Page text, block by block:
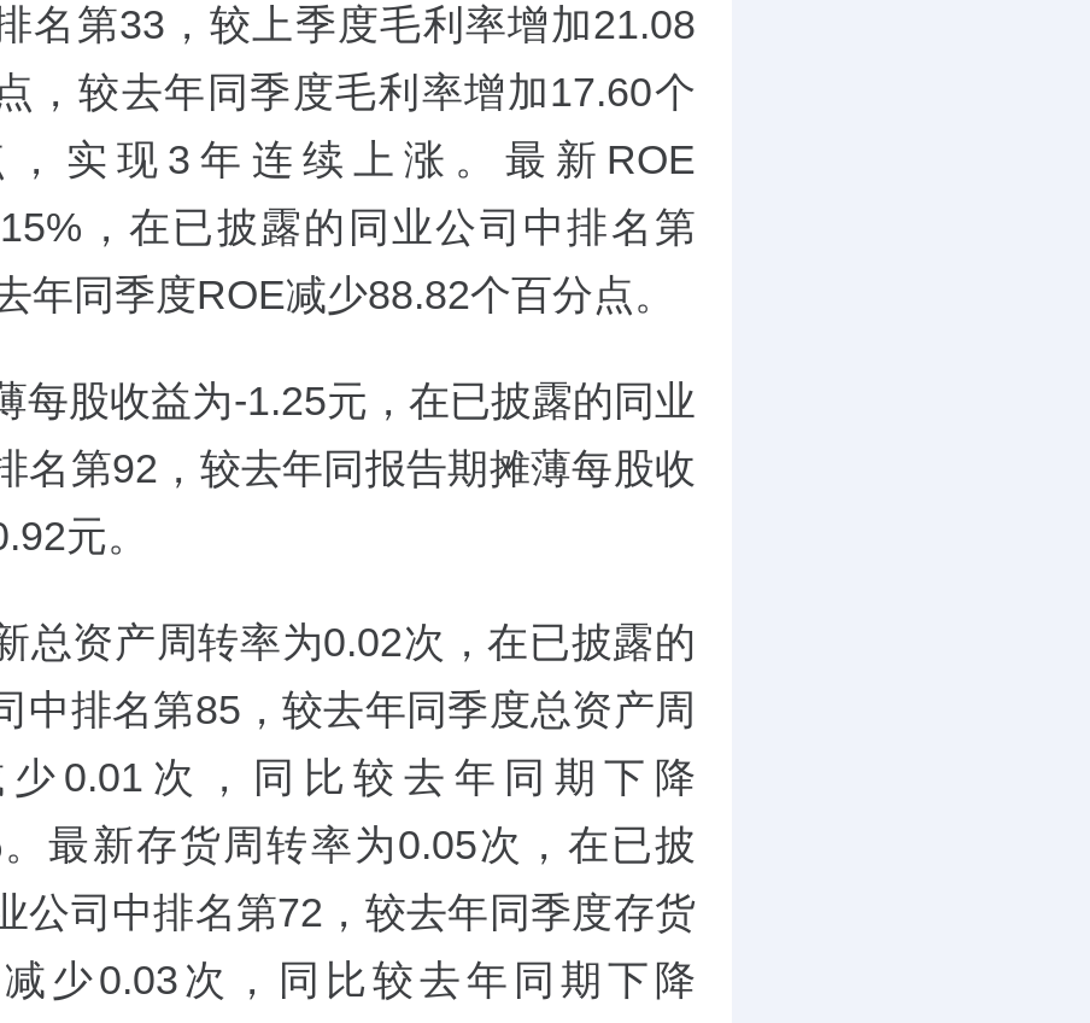
名第33，较上季度毛利率增加21.08
，较去年同季度毛利率增加17.60个
，实现3年连续上涨。最新ROE
，在已披露的同业公司中排名第
年同季度ROE减少88.82个百分点。
每股收益为-1.25元，在已披露的同业
名第92，较去年同报告期摊薄每股收
元。
总资产周转率为0.02次，在已披露的
中排名第85，较去年同季度总资产周
0.01次，同比较去年同期下降
最新存货周转率为0.05次，在已披
公司中排名第72，较去年同季度存货
少0.03次，同比较去年同期下降